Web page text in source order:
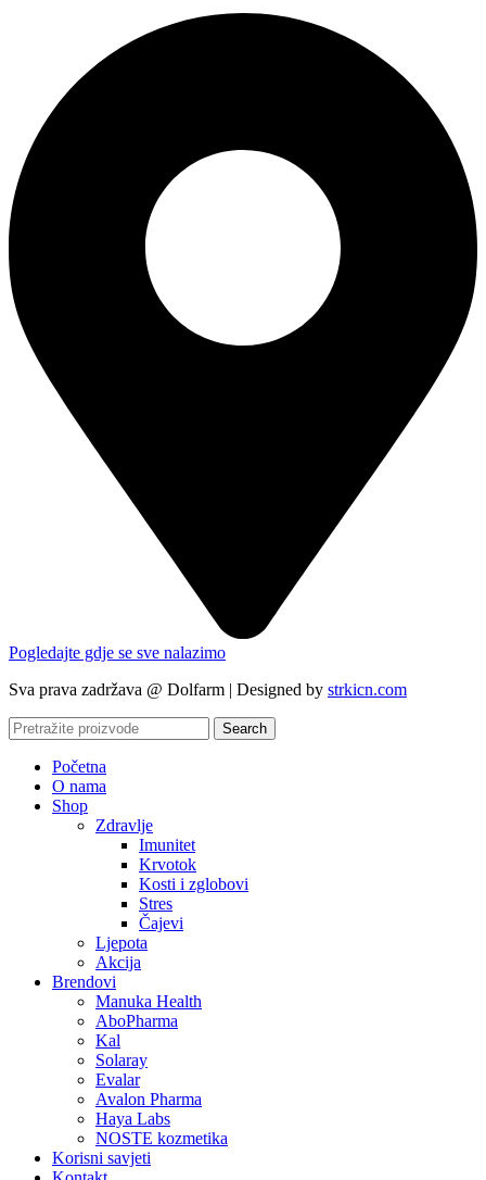
Pogledajte gdje se sve nalazimo
Sva prava zadržava @ Dolfarm | Designed by strkicn.com
Search
Početna
O nama
Shop
Zdravlje
Imunitet
Krvotok
Kosti i zglobovi
Stres
Čajevi
Ljepota
Akcija
Brendovi
Manuka Health
AboPharma
Kal
Solaray
Evalar
Avalon Pharma
Haya Labs
NOSTE kozmetika
Korisni savjeti